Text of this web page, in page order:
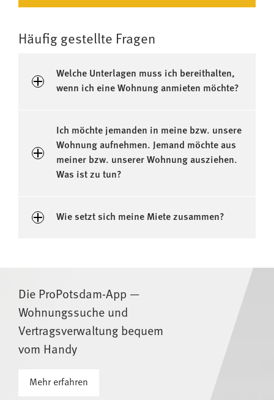
Häufig gestellte Fragen
Welche Unterlagen muss ich bereithalten,
wenn ich eine Wohnung anmieten möchte?
Ich möchte jemanden in meine bzw. unsere
Wohnung aufnehmen. Jemand möchte aus
meiner bzw. unserer Wohnung ausziehen.
Was ist zu tun?
Wie setzt sich meine Miete zusammen?
Die ProPotsdam-App —
Wohnungssuche und
Vertragsverwaltung bequem
vom Handy
Mehr erfahren